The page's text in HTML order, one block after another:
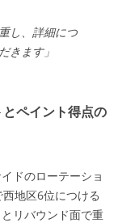
し、詳細につ
きます」
ペイント得点の
ドのローテーショ
地区6位につける
リバウンド面で重